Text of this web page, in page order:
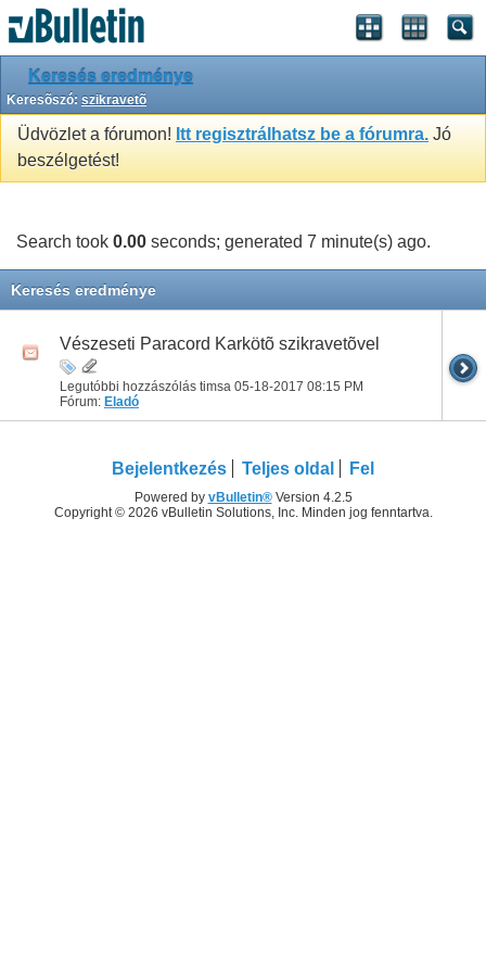
Keresés eredménye
Keresõszó: szikravetõ
Üdvözlet a fórumon! Itt regisztrálhatsz be a fórumra. Jó
beszélgetést!
Search took 0.00 seconds; generated 7 minute(s) ago.
Keresés eredménye
Vészeseti Paracord Karkötõ szikravetõvel
Legutóbbi hozzászólás timsa 05-18-2017 08:15 PM
Fórum: Eladó
Bejelentkezés Teljes oldal Fel
Powered by vBulletin®Version 4.2.5
Copyright © 2026 vBulletin Solutions, Inc. Minden jog fenntartva.